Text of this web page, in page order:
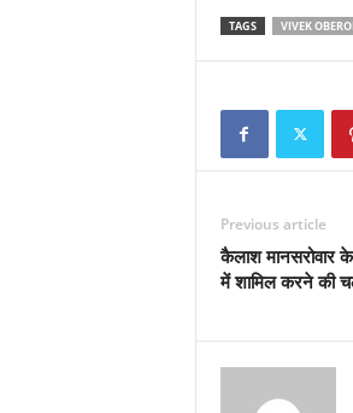
TAGS VIVEK OBEROI
Previous article
कैलाश मानसरोवार के
में शामिल करने की